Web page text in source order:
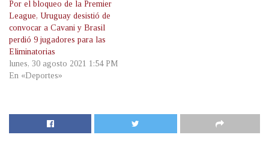
Por el bloqueo de la Premier
League, Uruguay desistió de
convocar a Cavani y Brasil
perdió 9 jugadores para las
Eliminatorias
lunes, 30 agosto 2021 1:54 PM
En «Deportes»